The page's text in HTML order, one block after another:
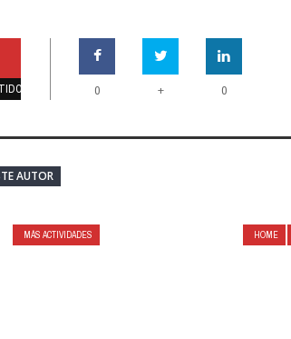
0 + 0
AUTOR
MÁS ACTIVIDADES HOME